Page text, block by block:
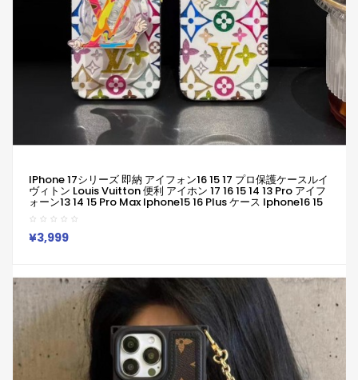
IPhone 17シリーズ 即納 アイフォン16 15 17 プロ保護ケースルイ
ヴィトン Louis Vuitton 便利 アイホン 17 16 15 14 13 Pro アイフ
ォーン13 14 15 Pro Max Iphone15 16 Plus ケース Iphone16 15
17 12 13 Pro Max 14ブランドルイヴィトン Louis Vuittonスマホ
ケースIphone 16 15ケース 人気付き個性潮 已用
¥3,999